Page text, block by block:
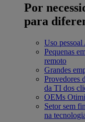
Por
para
Uso pessoal
Pequenas
remoto
Grandes
Provedores
da TI dos
OEMs
Setor sem
na